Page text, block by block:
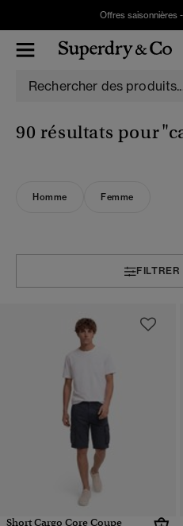
Offres saisonnières -
90 résultats pour
Homme Femme
FILTRER
Short Cargo Core Coupe